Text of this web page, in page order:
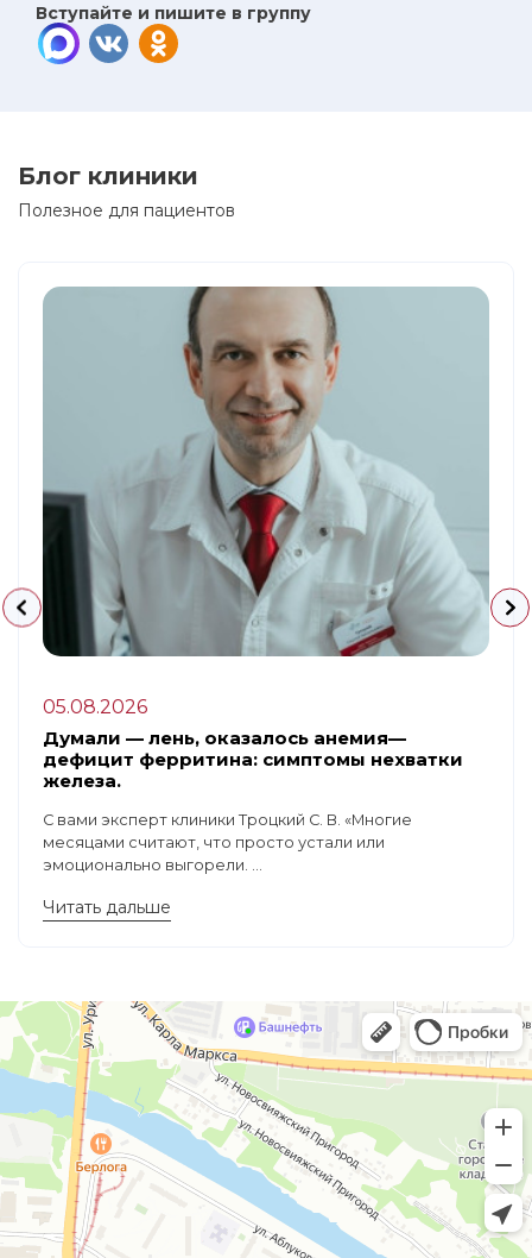
Вступайте и пишите в группу
Блог клиники
Полезное для пациентов
05.08.2026
Думали — лень, оказалось анемия—
дефицит ферритина: симптомы нехватки
железа.
С вами эксперт клиники Троцкий С. В. «Многие
месяцами считают, что просто устали или
эмоционально выгорели. ...
Читать дальше